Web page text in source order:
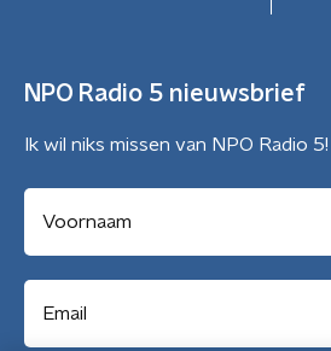
NPO Radio 5 nieuwsbrief
Ik wil niks missen van NPO Radio 5!